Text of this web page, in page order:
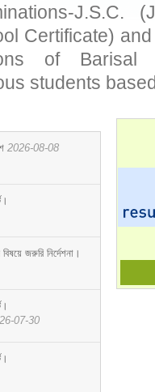
J.S.C.
Certificate)
of
students
2026-08-08
জরুরি নির্দেশনা।
07-30